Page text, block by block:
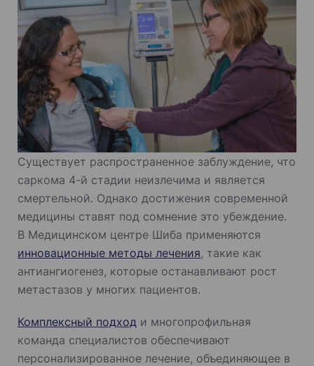
Существует распространенное заблуждение, что
саркома 4-й стадии неизлечима и является
смертельной. Однако достижения современной
медицины ставят под сомнение это убеждение.
В Медицинском центре Шиба применяются
инновационные методы лечения, такие как
антиангиогенез, которые останавливают рост
метастазов у многих пациентов.
Комплексный подход и многопрофильная
команда специалистов обеспечивают
персонализированное лечение, объединяющее в